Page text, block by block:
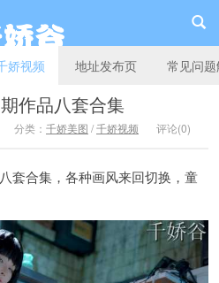
千娇谷
娇视频 地址发布页 常见问
作品八套合集
分类： 千娇美图 /千娇视频 评论(0)
套合集，各种画风来回切换，童